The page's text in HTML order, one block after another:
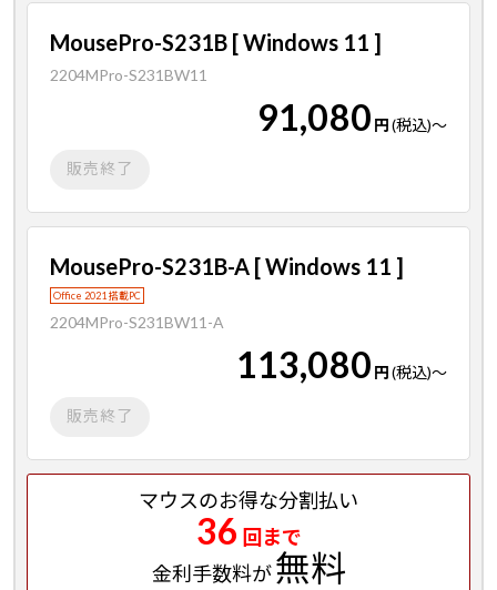
MousePro-S231B [ Windows 11 ]
2204MPro-S231BW11
91,080 円(税込)～
販売終了
MousePro-S231B-A [ Windows 11 ]
Office 2021 搭載PC
2204MPro-S231BW11-A
113,080 円(税込)～
販売終了
マウスのお得な分割払い
36 回まで
金利手数料が無料